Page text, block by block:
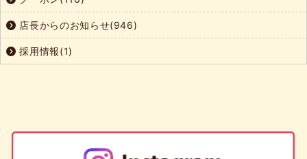
店長からのお知らせ(946)
採用情報(1)